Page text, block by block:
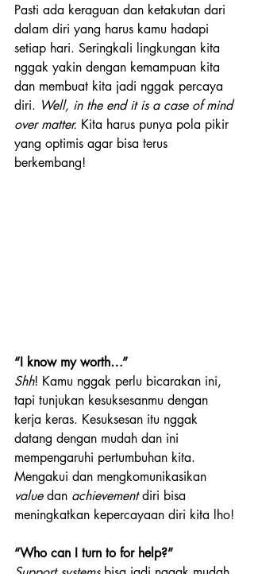
Pasti ada keraguan dan ketakutan dari
dalam diri yang harus kamu hadapi
setiap hari. Seringkali lingkungan kita
nggak yakin dengan kemampuan kita
dan membuat kita jadi nggak percaya
diri. Well, in the end it is a case of mind
over matter. Kita harus punya pola pikir
yang optimis agar bisa terus
berkembang!
“I know my worth…”
Shh! Kamu nggak perlu bicarakan ini,
tapi tunjukan kesuksesanmu dengan
kerja keras. Kesuksesan itu nggak
datang dengan mudah dan ini
mempengaruhi pertumbuhan kita.
Mengakui dan mengkomunikasikan
value dan achievement diri bisa
meningkatkan kepercayaan diri kita lho!
“Who can I turn to for help?”